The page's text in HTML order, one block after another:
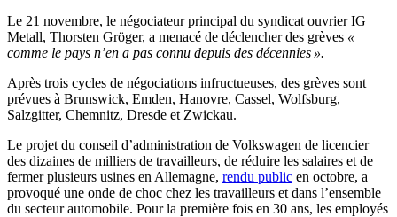
Le 21 novembre, le négociateur principal du syndicat ouvrier IG
Metall, Thorsten Gröger, a menacé de déclencher des grèves «
comme le pays n’en a pas connu depuis des décennies ».
Après trois cycles de négociations infructueuses, des grèves sont
prévues à Brunswick, Emden, Hanovre, Cassel, Wolfsburg,
Salzgitter, Chemnitz, Dresde et Zwickau.
Le projet du conseil d’administration de Volkswagen de licencier
des dizaines de milliers de travailleurs, de réduire les salaires et de
fermer plusieurs usines en Allemagne, rendu public en octobre, a
provoqué une onde de choc chez les travailleurs et dans l’ensemble
du secteur automobile. Pour la première fois en 30 ans, les employés